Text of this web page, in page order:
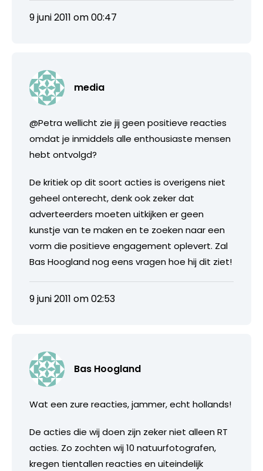
9 juni 2011 om 00:47
media
@Petra wellicht zie jij geen positieve reacties
omdat je inmiddels alle enthousiaste mensen
hebt ontvolgd?
De kritiek op dit soort acties is overigens niet
geheel onterecht, denk ook zeker dat
adverteerders moeten uitkijken er geen
kunstje van te maken en te zoeken naar een
vorm die positieve engagement oplevert. Zal
Bas Hoogland nog eens vragen hoe hij dit ziet!
9 juni 2011 om 02:53
Bas Hoogland
Wat een zure reacties, jammer, echt hollands!
De acties die wij doen zijn zeker niet alleen RT
acties. Zo zochten wij 10 natuurfotografen,
kregen tientallen reacties en uiteindelijk